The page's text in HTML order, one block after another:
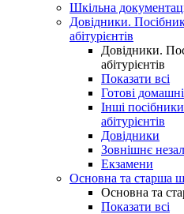
Шкільна
Довідники.
абітурієнтів
Довідники.
абітурієнтів
Показати всі
Готові
Інші
абітурієнтів
Довідники
Зовнішнє
Екзамени
Основна та старша
Основна та
Показати всі